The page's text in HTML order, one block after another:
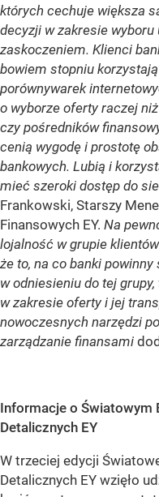
których cechuje większa
decyzji w zakresie wyboru
zaskoczeniem. Klienci
bowiem stopniu
porównywarek
o wyborze oferty raczej
czy pośredników
cenią wygodę i prostotę
bankowych. Lubią i
mieć szeroki dostęp do
Frankowski, Starszy
Finansowych EY. Na
lojalność w grupie
że to, na co banki
w odniesieniu do tej
w zakresie oferty i jej
nowoczesnych narzędzi
zarządzanie finansami
Informacje o Światowym
Detalicznych EY
W trzeciej edycji
Detalicznych EY wzięło